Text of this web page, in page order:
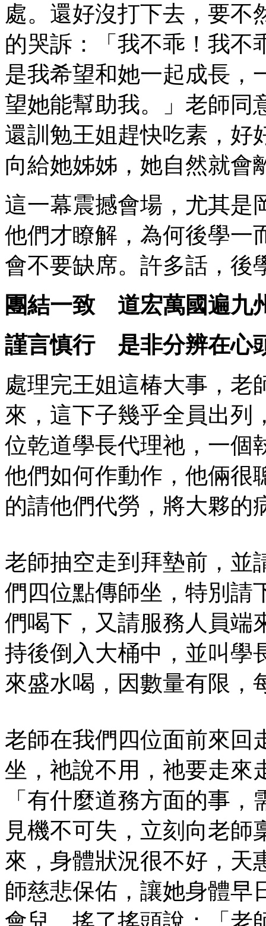
處。還好沒打下去，要不
的哭訴：「我不乖！我不
是我希望和她一起成長，
望她能幫助我。」老師同
還訓勉王姐趕快吃素，好
向給她姊姊，她自然就會
這一幕震撼會場，尤其是
他們才瞭解，為何後學一
會不要缺席。許多話，後
團結一致 道宏萬國遍九
謹言慎行 是非分辨在心
處理完王姐這椿大事，老
來，這下子幾乎全員出列
位乾道學長代理祂，一個
他們如何作動作，他倆很
的請他們代勞，將大夥的
老師抽空走到拜墊前，並
們四位點傳師坐，特別請
們喝下，又請服務人員端
持後倒入大桶中，並叫學
來盛水喝，因數量有限，
老師在我們四位面前來回
坐，祂說不用，祂要走來
「有什麼道務方面的事
見機不可失，立刻向老
來，身體狀況很不好，天
師慈悲保佑，讓她身體早